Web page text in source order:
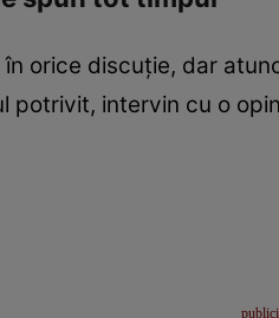
orice discuție, dar
potrivit, intervin cu o